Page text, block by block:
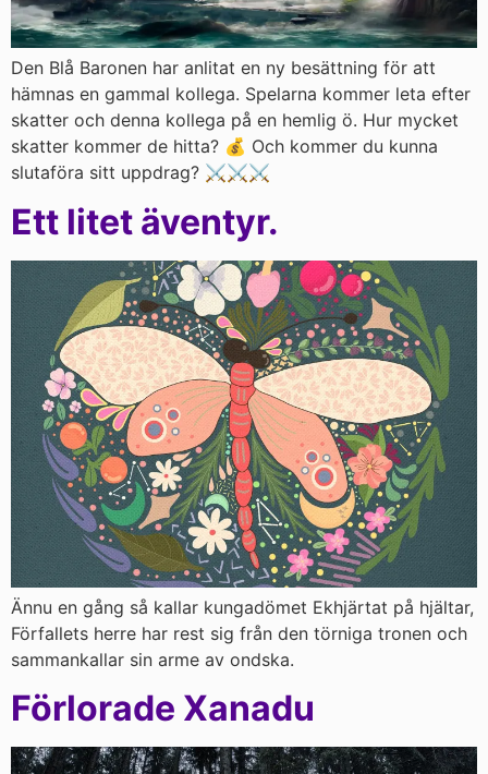
Den Blå Baronen har anlitat en ny besättning för att
hämnas en gammal kollega. Spelarna kommer leta efter
skatter och denna kollega på en hemlig ö. Hur mycket
skatter kommer de hitta? 💰 Och kommer du kunna
slutaföra sitt uppdrag? ⚔⚔⚔
Ett litet äventyr.
Ännu en gång så kallar kungadömet Ekhjärtat på hjältar,
Förfallets herre har rest sig från den törniga tronen och
sammankallar sin arme av ondska.
Förlorade Xanadu